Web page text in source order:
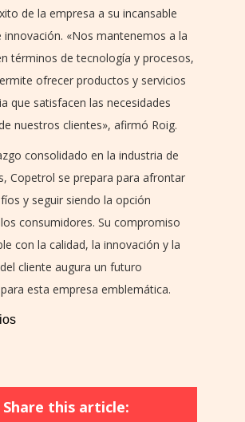
de la empresa a su incansable
innovación. «Nos mantenemos a la
términos de tecnología y procesos,
ofrecer productos y servicios
que satisfacen las necesidades
nuestros clientes», afirmó Roig.
consolidado en la industria de
Copetrol se prepara para afrontar
y seguir siendo la opción
consumidores. Su compromiso
con la calidad, la innovación y la
cliente augura un futuro
esta empresa emblemática.
Share this article: